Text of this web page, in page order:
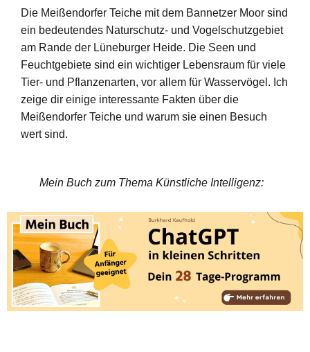
Die Meißendorfer Teiche mit dem Bannetzer Moor sind
ein bedeutendes Naturschutz- und Vogelschutzgebiet
am Rande der Lüneburger Heide. Die Seen und
Feuchtgebiete sind ein wichtiger Lebensraum für viele
Tier- und Pflanzenarten, vor allem für Wasservögel. Ich
zeige dir einige interessante Fakten über die
Meißendorfer Teiche und warum sie einen Besuch
wert sind.
Mein Buch zum Thema Künstliche Intelligenz: